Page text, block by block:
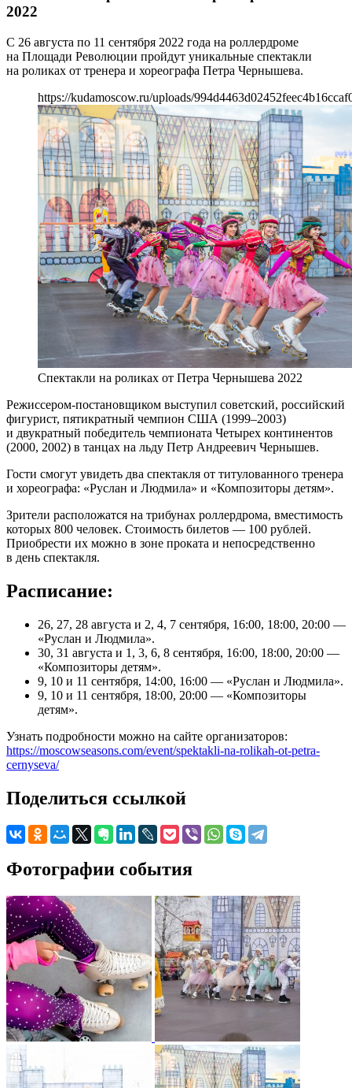
2022
С 26 августа по 11 сентября 2022 года на роллердроме
на Площади Революции пройдут уникальные спектакли
на роликах от тренера и хореографа Петра Чернышева.
https://kudamoscow.ru/uploads/
Спектакли на роликах от Петра Чернышева 2022
Режиссером-постановщиком выступил советский, российский
фигурист, пятикратный чемпион США (1999–2003)
и двукратный победитель чемпионата Четырех континентов
(2000, 2002) в танцах на льду Петр Андреевич Чернышев.
Гости смогут увидеть два спектакля от титулованного тренера
и хореографа: «Руслан и Людмила» и «Композиторы детям».
Зрители расположатся на трибунах роллердрома, вместимость
которых 800 человек. Стоимость билетов — 100 рублей.
Приобрести их можно в зоне проката и непосредственно
в день спектакля.
Расписание:
26, 27, 28 августа и 2, 4, 7 сентября, 16:00, 18:00, 20:00 —
«Руслан и Людмила».
30, 31 августа и 1, 3, 6, 8 сентября, 16:00, 18:00, 20:00 —
«Композиторы детям».
9, 10 и 11 сентября, 14:00, 16:00 — «Руслан и Людмила».
9, 10 и 11 сентября, 18:00, 20:00 — «Композиторы
детям».
Узнать подробности можно на сайте организаторов:
https://moscowseasons.com/event/spektakli-na-rolikah-ot-petra-
cernyseva/
Поделиться ссылкой
Фотографии события